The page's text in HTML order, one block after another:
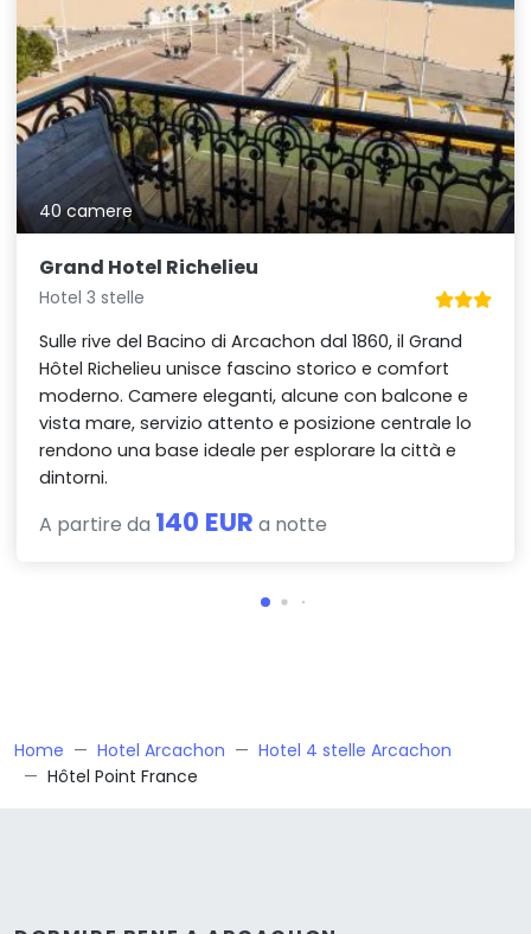
40 camere
Grand Hotel Richelieu
Hotel 3 stelle
Sulle rive del Bacino di Arcachon dal 1860, il Grand
Hôtel Richelieu unisce fascino storico e comfort
moderno. Camere eleganti, alcune con balcone e
vista mare, servizio attento e posizione centrale lo
rendono una base ideale per esplorare la città e
dintorni.
A partire da 140 EUR a notte
Home Hotel Arcachon
Hotel 4 stelle Arcachon
Hôtel Point France